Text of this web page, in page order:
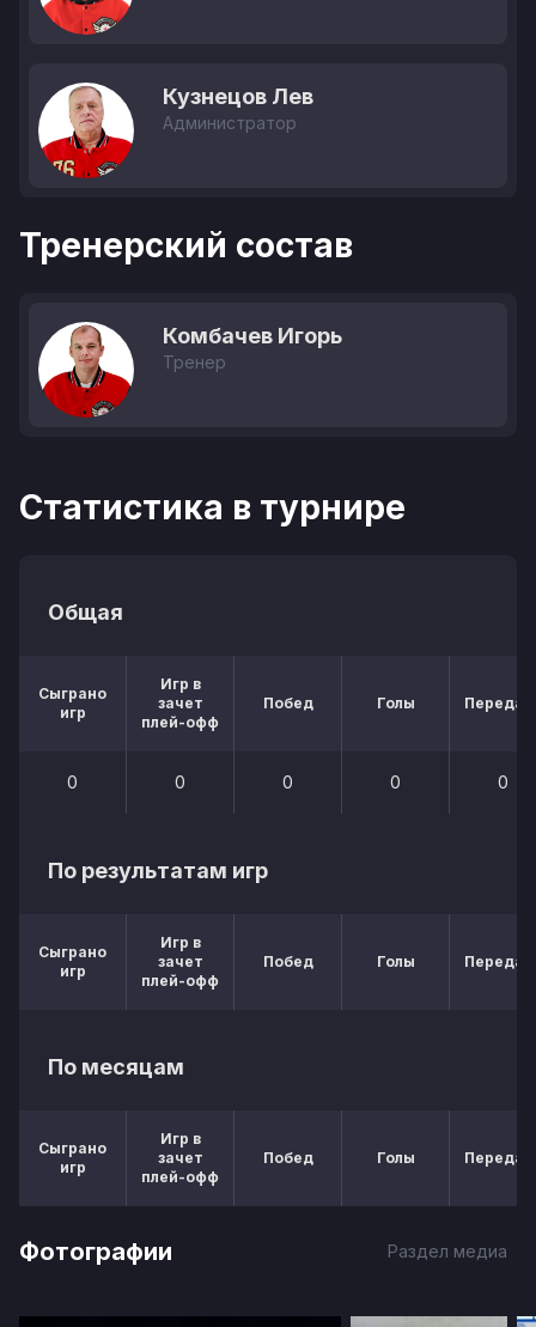
Кузнецов Лев
Администратор
Тренерский состав
Комбачев Игорь
Тренер
Статистика в турнире
Общая
Сыграно
игр
Игр в
зачет
плей-офф
Побед Голы
0 0 0 0 0
По результатам игр
Сыграно
игр
Игр в
зачет
плей-офф
Побед Голы
По месяцам
Сыграно
игр
Игр в
зачет
плей-офф
Побед Голы
Фотографии Раздел медиа